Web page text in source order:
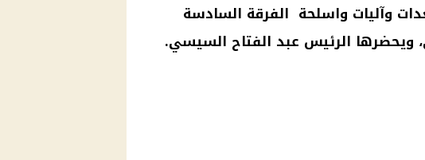
وآليات واسلحة الفرقة السادسة
ويحضرها الرئيس عبد الفتاح السيسي.